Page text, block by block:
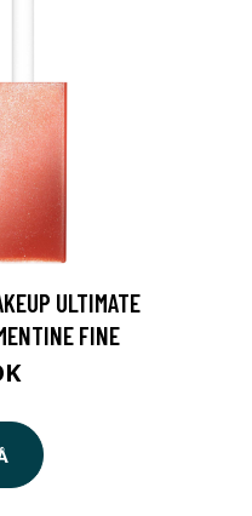
ULTIMATE
FINE